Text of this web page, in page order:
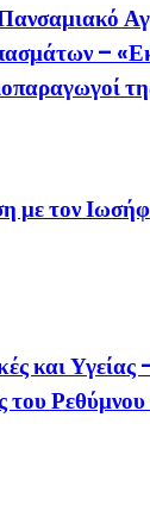
–
με τον
και Υγείας
του